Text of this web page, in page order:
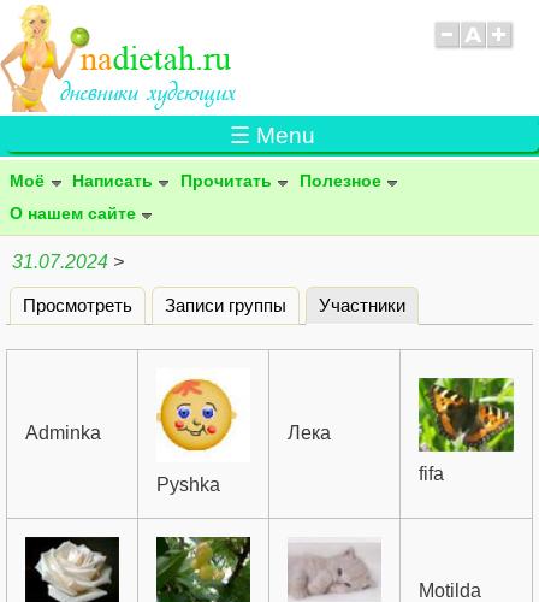
☰ Menu
Моё Написать Прочитать
Полезное
О нашем сайте
31.07.2024 >
Главные вкладки
Просмотреть Записи группы Участники
Adminka
Pyshka
Лека
fifa
Motilda